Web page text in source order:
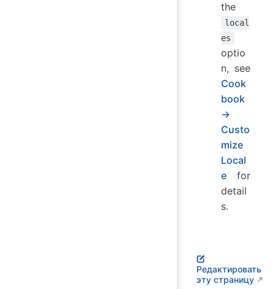
the
local
es
optio
n, see
Cook
book
→
Custo
mize
Local
e for
detail
s.
Редактировать
эту страницу